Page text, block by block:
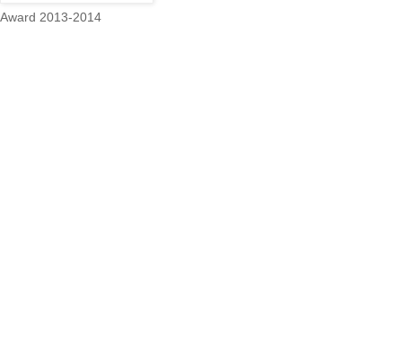
Award 2013-2014